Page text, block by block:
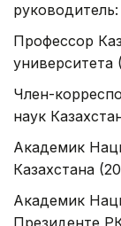
Профессор
университета
Член-
наук
Академик
Казахстана
Академик
Президенте